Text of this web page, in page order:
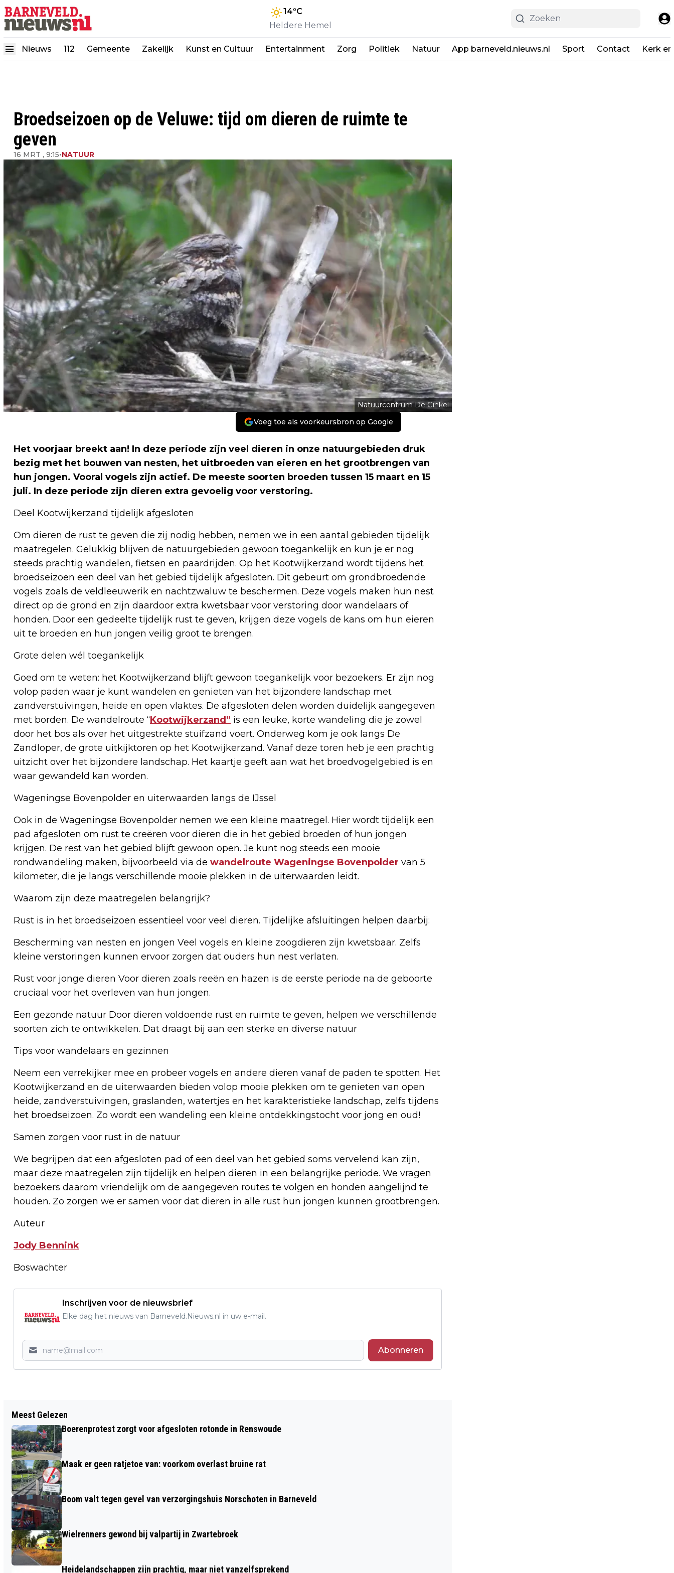
14°C
Heldere Hemel
Nieuws 112 Gemeente Zakelijk Kunst en Cultuur Entertainment Zorg Politiek Natuur App barneveld.nieuws.nl Sport Contact Kerk
Broedseizoen op de Veluwe: tijd om dieren de ruimte te
geven
16 MRT , 9:15•NATUUR
Natuurcentrum De Ginkel
Voeg toe als voorkeursbron op Google
Het voorjaar breekt aan! In deze periode zijn veel dieren in onze natuurgebieden druk
bezig met het bouwen van nesten, het uitbroeden van eieren en het grootbrengen van
hun jongen. Vooral vogels zijn actief. De meeste soorten broeden tussen 15 maart en 15
juli. In deze periode zijn dieren extra gevoelig voor verstoring.
Deel Kootwijkerzand tijdelijk afgesloten
Om dieren de rust te geven die zij nodig hebben, nemen we in een aantal gebieden tijdelijk
maatregelen. Gelukkig blijven de natuurgebieden gewoon toegankelijk en kun je er nog
steeds prachtig wandelen, fietsen en paardrijden. Op het Kootwijkerzand wordt tijdens het
broedseizoen een deel van het gebied tijdelijk afgesloten. Dit gebeurt om grondbroedende
vogels zoals de veldleeuwerik en nachtzwaluw te beschermen. Deze vogels maken hun nest
direct op de grond en zijn daardoor extra kwetsbaar voor verstoring door wandelaars of
honden. Door een gedeelte tijdelijk rust te geven, krijgen deze vogels de kans om hun eieren
uit te broeden en hun jongen veilig groot te brengen.
Grote delen wél toegankelijk
Goed om te weten: het Kootwijkerzand blijft gewoon toegankelijk voor bezoekers. Er zijn nog
volop paden waar je kunt wandelen en genieten van het bijzondere landschap met
zandverstuivingen, heide en open vlaktes. De afgesloten delen worden duidelijk aangegeven
met borden. De wandelroute “Kootwijkerzand” is een leuke, korte wandeling die je zowel
door het bos als over het uitgestrekte stuifzand voert. Onderweg kom je ook langs De
Zandloper, de grote uitkijktoren op het Kootwijkerzand. Vanaf deze toren heb je een prachtig
uitzicht over het bijzondere landschap. Het kaartje geeft aan wat het broedvogelgebied is en
waar gewandeld kan worden.
Wageningse Bovenpolder en uiterwaarden langs de IJssel
Ook in de Wageningse Bovenpolder nemen we een kleine maatregel. Hier wordt tijdelijk een
pad afgesloten om rust te creëren voor dieren die in het gebied broeden of hun jongen
krijgen. De rest van het gebied blijft gewoon open. Je kunt nog steeds een mooie
rondwandeling maken, bijvoorbeeld via de wandelroute Wageningse Bovenpolder van 5
kilometer, die je langs verschillende mooie plekken in de uiterwaarden leidt.
Waarom zijn deze maatregelen belangrijk?
Rust is in het broedseizoen essentieel voor veel dieren. Tijdelijke afsluitingen helpen daarbij:
Bescherming van nesten en jongen Veel vogels en kleine zoogdieren zijn kwetsbaar. Zelfs
kleine verstoringen kunnen ervoor zorgen dat ouders hun nest verlaten.
Rust voor jonge dieren Voor dieren zoals reeën en hazen is de eerste periode na de geboorte
cruciaal voor het overleven van hun jongen.
Een gezonde natuur Door dieren voldoende rust en ruimte te geven, helpen we verschillende
soorten zich te ontwikkelen. Dat draagt bij aan een sterke en diverse natuur
Tips voor wandelaars en gezinnen
Neem een verrekijker mee en probeer vogels en andere dieren vanaf de paden te spotten. Het
Kootwijkerzand en de uiterwaarden bieden volop mooie plekken om te genieten van open
heide, zandverstuivingen, graslanden, watertjes en het karakteristieke landschap, zelfs tijdens
het broedseizoen. Zo wordt een wandeling een kleine ontdekkingstocht voor jong en oud!
Samen zorgen voor rust in de natuur
We begrijpen dat een afgesloten pad of een deel van het gebied soms vervelend kan zijn,
maar deze maatregelen zijn tijdelijk en helpen dieren in een belangrijke periode. We vragen
bezoekers daarom vriendelijk om de aangegeven routes te volgen en honden aangelijnd te
houden. Zo zorgen we er samen voor dat dieren in alle rust hun jongen kunnen grootbrengen.
Auteur
Jody Bennink
Boswachter
Inschrijven voor de nieuwsbrief
Elke dag het nieuws van Barneveld.Nieuws.nl in uw e-mail.
Abonneren
HOOIKOORTS PIEKT EERDER IN HET
JAAR EN MEER MENSEN HEBBEN LAST
GEMEENTERAADSVERKIEZINGEN 18
Meest Gelezen
Boerenprotest zorgt voor afgesloten rotonde in Renswoude
Maak er geen ratjetoe van: voorkom overlast bruine rat
Boom valt tegen gevel van verzorgingshuis Norschoten in Barneveld
Wielrenners gewond bij valpartij in Zwartebroek
Heidelandschappen zijn prachtig, maar niet vanzelfsprekend